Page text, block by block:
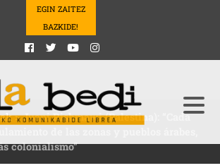
EGIN ZAITEZ
BAZKIDE!
>Juani Rishmawi (Palestina): “Cada
colonialismo”